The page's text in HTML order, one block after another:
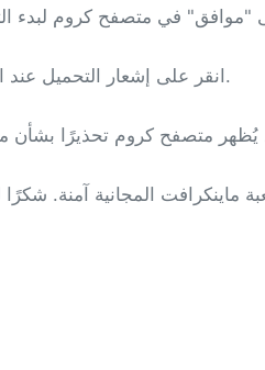
انقر على إشعار التحميل عند اكتماله.